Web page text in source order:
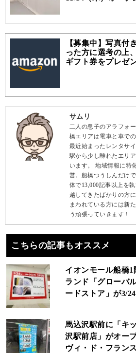
【募集中】写真付
った方に選考の上
ギフト券をプレゼ
サムリ
二人の息子のアラフォ
橋エリアは電車と車で
最近始まったレンタサ
駅から少し離れたエリ
います。 地域情報に特
営。船橋つうしんだけ
体で13,000記事以上を
越してきたばかりの方
まわれている方には新
う頑張っていきます！
こちらの記事もオススメ
イオンモール船橋
ランド「グローバ
ードストア」が3/
馬込沢駅前に「キ
沢駅前店」がオー
ヴィ・ド・フラン